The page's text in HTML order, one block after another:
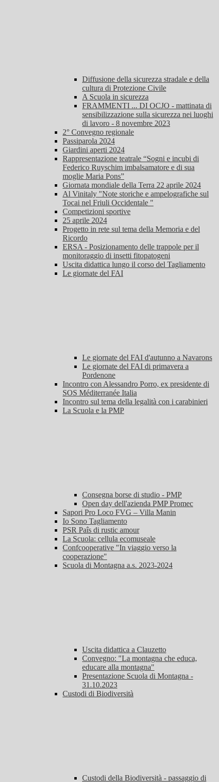
Diffusione della sicurezza stradale e della
cultura di Protezione Civile
A Scuola in sicurezza
FRAMMENTI ... DI OCJO - mattinata di
sensibilizzazione sulla sicurezza nei luoghi
di lavoro - 8 novembre 2023
2° Convegno regionale
Passiparola 2024
Giardini aperti 2024
Rappresentazione teatrale “Sogni e incubi di
Federico Ruyschim imbalsamatore e di sua
moglie Maria Pons”
Giornata mondiale della Terra 22 aprile 2024
Al Vinitaly "Note storiche e ampelografiche sul
Tocai nel Friuli Occidentale "
Competizioni sportive
25 aprile 2024
Progetto in rete sul tema della Memoria e del
Ricordo
ERSA - Posizionamento delle trappole per il
monitoraggio di insetti fitopatogeni
Uscita didattica lungo il corso del Tagliamento
Le giornate del FAI
Le giornate del FAI d'autunno a Navarons
Le giornate del FAI di primavera a
Pordenone
Incontro con Alessandro Porro, ex presidente di
SOS Méditerranée Italia
Incontro sul tema della legalità con i carabinieri
La Scuola e la PMP
Consegna borse di studio - PMP
Open day dell'azienda PMP Promec
Sapori Pro Loco FVG – Villa Manin
Io Sono Tagliamento
PSR Paîs di rustic amour
La Scuola: cellula ecomuseale
Confcooperative "In viaggio verso la
cooperazione"
Scuola di Montagna a.s. 2023-2024
Uscita didattica a Clauzetto
Convegno: "La montagna che educa,
educare alla montagna"
Presentazione Scuola di Montagna -
31.10.2023
Custodi di Biodiversità
Custodi della Biodiversità - passaggio di